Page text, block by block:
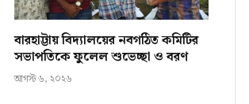
বারহাট্টায় বিদ্যালয়ের নবগঠিত কমিটির
সভাপতিকে ফুলেল শুভেচ্ছা ও বরণ
আগস্ট ৬, ২০২৬